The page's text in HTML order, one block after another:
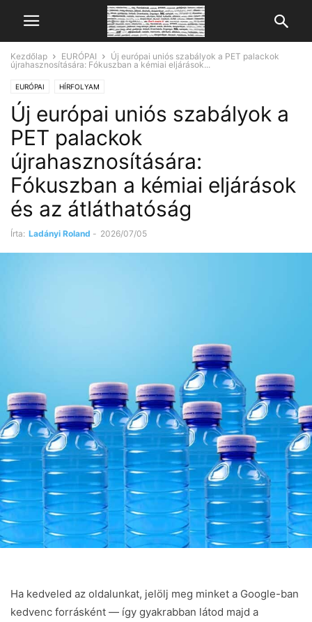
Kezdőlap EURÓPAI
Új európai uniós szabályok a PET palackok
újrahasznosítására: Fókuszban a kémiai eljárások...
EURÓPAI HÍRFOLYAM
Új európai uniós szabályok a
PET palackok
újrahasznosítására:
Fókuszban a kémiai eljárások
és az átláthatóság
Írta: Ladányi Roland - 2026/07/05
Ha kedveled az oldalunkat, jelölj meg minket a Google-ban
kedvenc forrásként — így gyakrabban látod majd a